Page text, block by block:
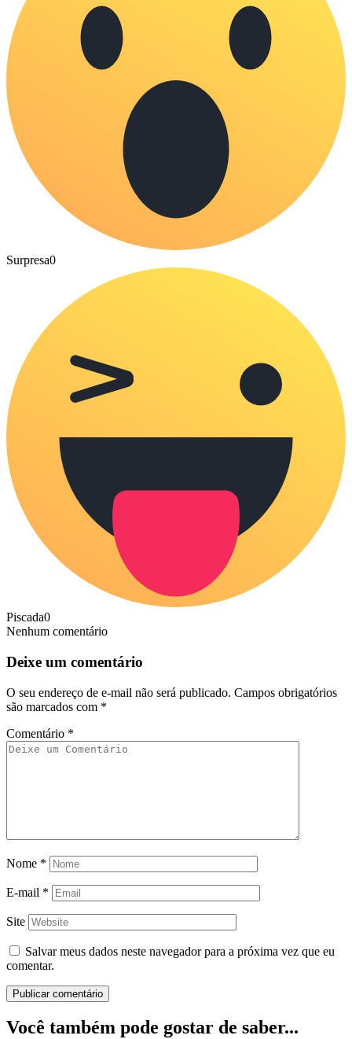
Surpresa0
Piscada0
Nenhum comentário
Deixe um comentário
O seu endereço de e-mail não será publicado. Campos obrigatórios
são marcados com *
Comentário *
Nome *
E-mail *
Site
Salvar meus dados neste navegador para a próxima vez que eu
comentar.
Você também pode gostar de saber...